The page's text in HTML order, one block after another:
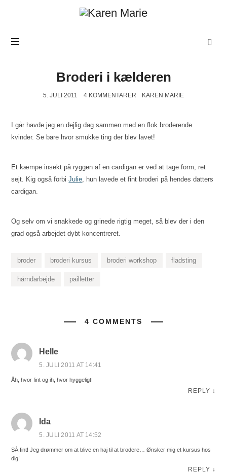
Karen
Broderi i kælderen
5. JULI 2011 4 KOMMENTARER KAREN MARIE
I går havde jeg en dejlig dag sammen med en flok broderende
kvinder. Se bare hvor smukke ting der blev lavet!
Et kæmpe insekt på ryggen af en cardigan er ved at tage form, ret
sejt. Kig også forbiJulie, hun lavede et fint broderi på hendes datters
cardigan.
Og selv om vi snakkede og grinede rigtig meget, så blev der i den
grad også arbejdet dybt koncentreret.
broder broderi kursus broderi workshop fladsting
hårndarbejde pailletter
4 COMMENTS
Helle
5. JULI 2011 AT 14:41
Åh, hvor fint og ih, hvor hyggeligt!
REPLY ↓
Ida
5. JULI 2011 AT 14:52
SÅ fint! Jeg drømmer om at blive en haj til at brodere… Ønsker mig et kursus hos
dig!
REPLY ↓